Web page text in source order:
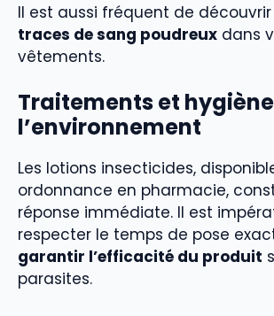
Il est aussi fréquent de
traces de sang poudreux dans
vêtements.
Traitements et
l’environnement
Les lotions insecticides,
ordonnance en pharmacie,
réponse immédiate. Il est
respecter le temps de pose
garantir l’efficacité du produit
parasites.